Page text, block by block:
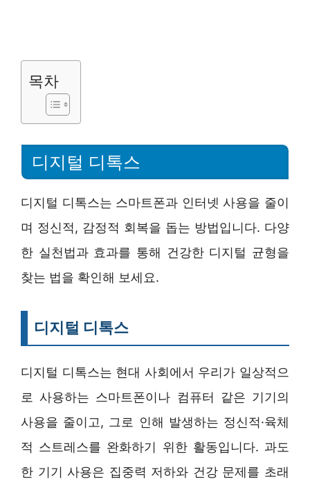
목차
디지털 디톡스
디지털 디톡스는 스마트폰과 인터넷 사용을 줄이
며 정신적, 감정적 회복을 돕는 방법입니다. 다양
한 실천법과 효과를 통해 건강한 디지털 균형을
찾는 법을 확인해 보세요.
디지털 디톡스
디지털 디톡스는 현대 사회에서 우리가 일상적으
로 사용하는 스마트폰이나 컴퓨터 같은 기기의
사용을 줄이고, 그로 인해 발생하는 정신적·육체
적 스트레스를 완화하기 위한 활동입니다. 과도
한 기기 사용은 집중력 저하와 건강 문제를 초래